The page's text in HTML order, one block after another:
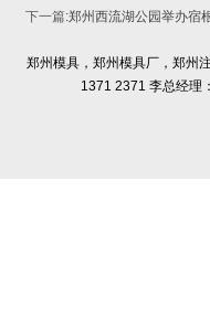
下一篇:郑州西流湖公园举办宿
郑州模具，郑州模具厂，郑州
1371 2371 李总经理